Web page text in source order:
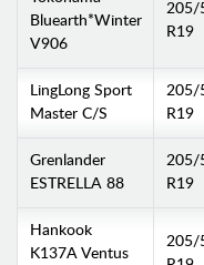
Bluearth*Winter
V906
205/
R19
LingLong Sport
Master C/S
205/
R19
Grenlander
ESTRELLA 88
205/
R19
Hankook
K137A Ventus
205/